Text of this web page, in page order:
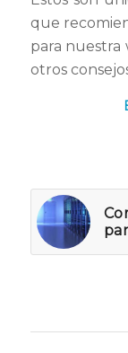
que
para nuestra
otros